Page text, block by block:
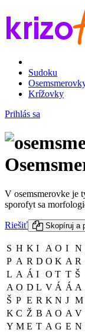
Sudoku
Krížovky
Prihlás sa
V osemsmerovke je
sporofyt sa
Riešiť Skopíruj a
S H K I A O I N
P A R D O K A R
L A Á I O T T Š
A O D L V Á Á A
Š P E R K N J M
K C Ž B A O A V
Y M E T A G E N